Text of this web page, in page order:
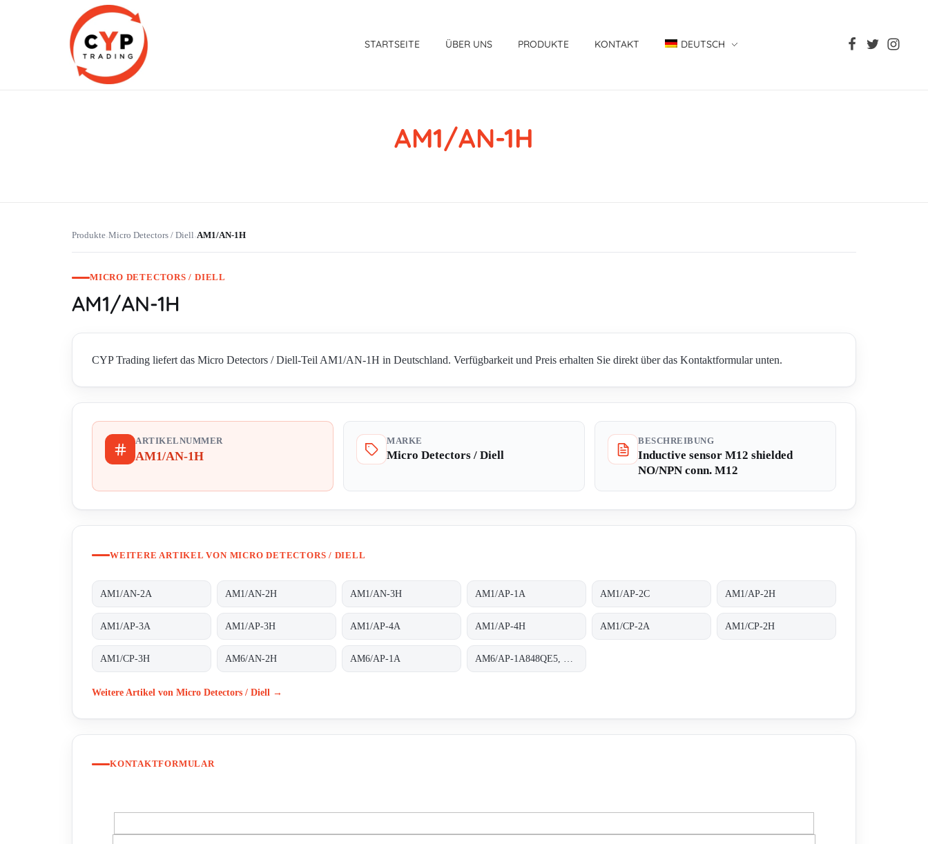
STARTSEITE ÜBER UNS PRODUKTE KONTAKT DEUTSCH
AM1/AN-1H
Produkte›Micro Detectors / Diell›AM1/AN-1H
MICRO DETECTORS / DIELL
AM1/AN-1H
CYP Trading liefert das Micro Detectors / Diell-Teil AM1/AN-1H in Deutschland. Verfügbarkeit und Preis erhalten Sie direkt über das Kontaktformular unten.
ARTIKELNUMMER
AM1/AN-1H
MARKE
Micro Detectors / Diell
BESCHREIBUNG
Inductive sensor M12 shielded
NO/NPN conn. M12
WEITERE ARTIKEL VON MICRO DETECTORS / DIELL
AM1/AN-2A AM1/AN-2H AM1/AN-3H AM1/AP-1A AM1/AP-2C AM1/AP-2H
AM1/AP-3A AM1/AP-3H AM1/AP-4A AM1/AP-4H AM1/CP-2A AM1/CP-2H
AM1/CP-3H AM6/AN-2H AM6/AP-1A
Weitere Artikel von Micro Detectors / Diell →
KONTAKTFORMULAR